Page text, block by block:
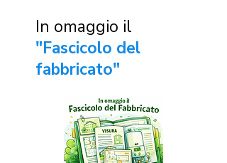
In omaggio il
"Fascicolo del
fabbricato"